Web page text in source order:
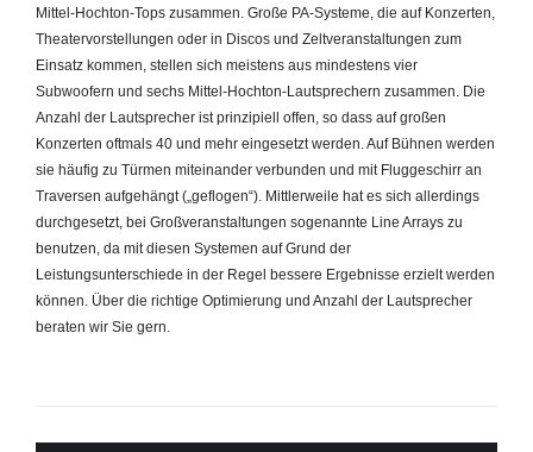
Mittel-Hochton-Tops zusammen. Große PA-Systeme, die auf Konzerten,
Theatervorstellungen oder in Discos und Zeltveranstaltungen zum
Einsatz kommen, stellen sich meistens aus mindestens vier
Subwoofern und sechs Mittel-Hochton-Lautsprechern zusammen. Die
Anzahl der Lautsprecher ist prinzipiell offen, so dass auf großen
Konzerten oftmals 40 und mehr eingesetzt werden. Auf Bühnen werden
sie häufig zu Türmen miteinander verbunden und mit Fluggeschirr an
Traversen aufgehängt („geflogen“). Mittlerweile hat es sich allerdings
durchgesetzt, bei Großveranstaltungen sogenannte Line Arrays zu
benutzen, da mit diesen Systemen auf Grund der
Leistungsunterschiede in der Regel bessere Ergebnisse erzielt werden
können. Über die richtige Optimierung und Anzahl der Lautsprecher
beraten wir Sie gern.